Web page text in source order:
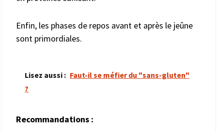
Enfin, les phases de repos avant et après le jeûne
sont primordiales.
Lisez aussi : Faut-il se méfier du "sans-gluten"
?
Recommandations :